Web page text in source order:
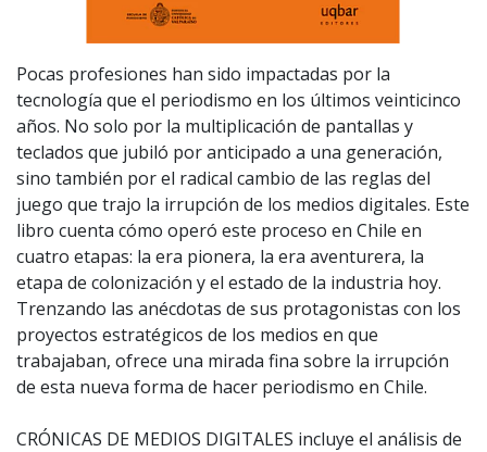
Pocas profesiones han sido impactadas por la
tecnología que el periodismo en los últimos veinticinco
años. No solo por la multiplicación de pantallas y
teclados que jubiló por anticipado a una generación,
sino también por el radical cambio de las reglas del
juego que trajo la irrupción de los medios digitales. Este
libro cuenta cómo operó este proceso en Chile en
cuatro etapas: la era pionera, la era aventurera, la
etapa de colonización y el estado de la industria hoy.
Trenzando las anécdotas de sus protagonistas con los
proyectos estratégicos de los medios en que
trabajaban, ofrece una mirada fina sobre la irrupción
de esta nueva forma de hacer periodismo en Chile.
CRÓNICAS DE MEDIOS DIGITALES incluye el análisis de